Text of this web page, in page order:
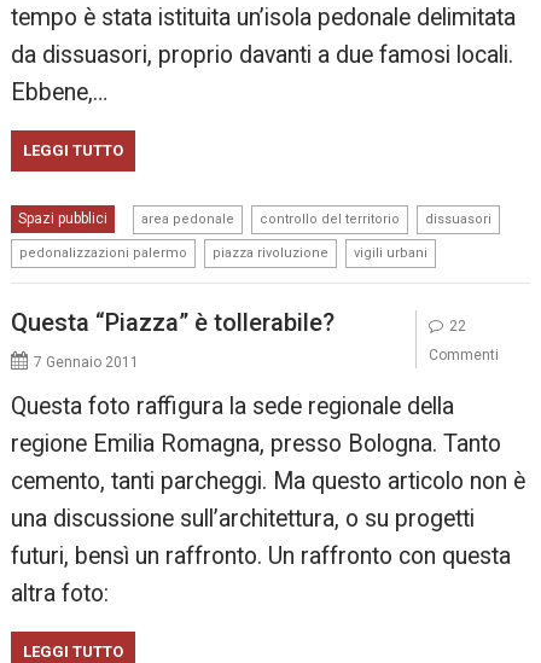
tempo è stata istituita un’isola pedonale delimitata
da dissuasori, proprio davanti a due famosi locali.
Ebbene,…
LEGGI TUTTO
Spazi pubblici area pedonale controllo del territorio dissuasori
pedonalizzazioni palermo piazza rivoluzione vigili urbani
Questa “Piazza” è tollerabile?
7 Gennaio 2011
Questa foto raffigura la sede regionale della
regione Emilia Romagna, presso Bologna. Tanto
cemento, tanti parcheggi. Ma questo articolo non è
una discussione sull’architettura, o su progetti
futuri, bensì un raffronto. Un raffronto con questa
altra foto:
LEGGI TUTTO
22
Commenti